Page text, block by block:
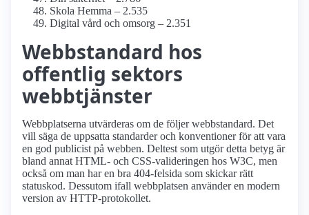
Skola Hemma – 2.535
Digital vård och omsorg – 2.351
Webbstandard hos
offentlig sektors
webbtjänster
Webbplatserna utvärderas om de följer webbstandard. Det
vill säga de uppsatta standarder och konventioner för att vara
en god publicist på webben. Deltest som utgör detta betyg är
bland annat HTML- och CSS-valideringen hos W3C, men
också om man har en bra 404-felsida som skickar rätt
statuskod. Dessutom ifall webbplatsen använder en modern
version av HTTP-protokollet.